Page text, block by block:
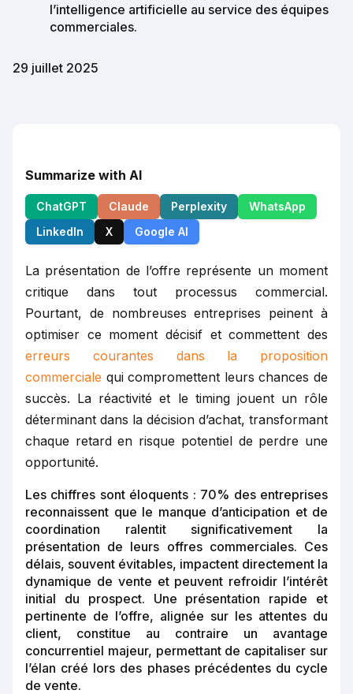
l’intelligence artificielle au service des équipes
commerciales.
29 juillet 2025
Summarize with AI
ChatGPT Claude Perplexity
WhatsApp
LinkedIn
X Google AI
La présentation de l’offre représente un moment
critique dans tout processus commercial.
Pourtant, de nombreuses entreprises peinent à
optimiser ce moment décisif et commettent des
erreurs courantes dans la proposition
commerciale qui compromettent leurs chances de
succès. La réactivité et le timing jouent un rôle
déterminant dans la décision d’achat, transformant
chaque retard en risque potentiel de perdre une
opportunité.
Les chiffres sont éloquents : 70% des entreprises
reconnaissent que le manque d’anticipation et de
coordination ralentit significativement la
présentation de leurs offres commerciales. Ces
délais, souvent évitables, impactent directement la
dynamique de vente et peuvent refroidir l’intérêt
initial du prospect. Une présentation rapide et
pertinente de l’offre, alignée sur les attentes du
client, constitue au contraire un avantage
concurrentiel majeur, permettant de capitaliser sur
l’élan créé lors des phases précédentes du cycle
de vente.